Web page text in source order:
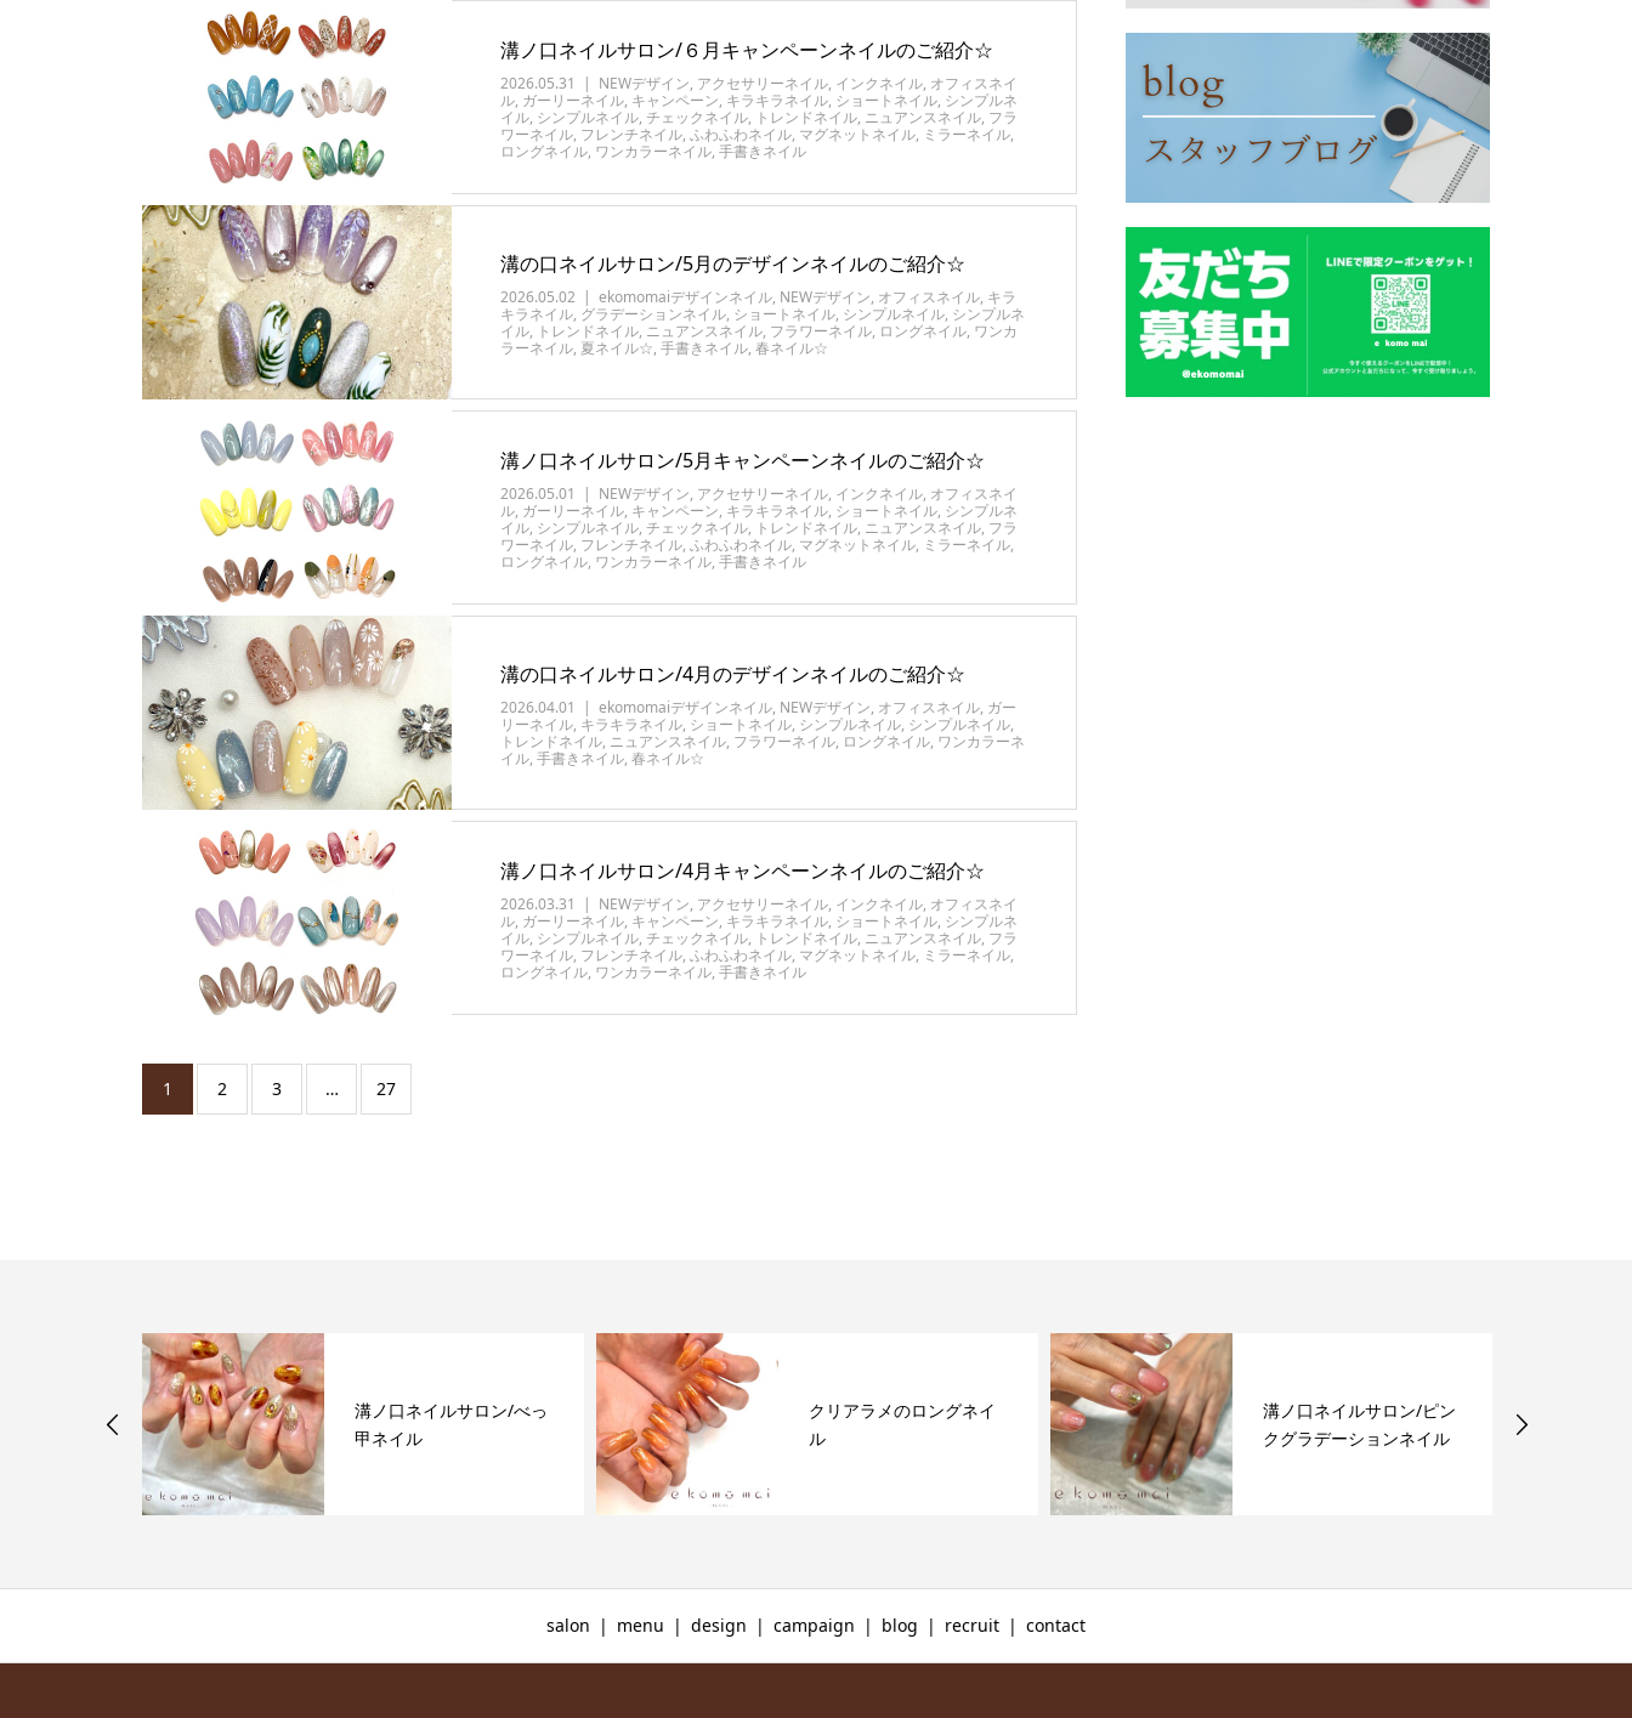
溝ノ口ネイルサロン/６月キャンペーンネイルのご紹介☆
2026.05.31 NEWデザイン, アクセサリーネイル, インクネイル, オフィスネイ
ル, ガーリーネイル, キャンペーン, キラキラネイル, ショートネイル, シンプルネ
イル, シンプルネイル, チェックネイル, トレンドネイル, ニュアンスネイル, フラ
ワーネイル, フレンチネイル, ふわふわネイル, マグネットネイル, ミラーネイル,
ロングネイル, ワンカラーネイル, 手書きネイル
溝の口ネイルサロン/5月のデザインネイルのご紹介☆
2026.05.02 ekomomaiデザインネイル, NEWデザイン, オフィスネイル, キラ
キラネイル, グラデーションネイル, ショートネイル, シンプルネイル, シンプルネ
イル, トレンドネイル, ニュアンスネイル, フラワーネイル, ロングネイル, ワンカ
ラーネイル, 夏ネイル☆, 手書きネイル, 春ネイル☆
溝ノ口ネイルサロン/5月キャンペーンネイルのご紹介☆
2026.05.01 NEWデザイン, アクセサリーネイル, インクネイル, オフィスネイ
ル, ガーリーネイル, キャンペーン, キラキラネイル, ショートネイル, シンプルネ
イル, シンプルネイル, チェックネイル, トレンドネイル, ニュアンスネイル, フラ
ワーネイル, フレンチネイル, ふわふわネイル, マグネットネイル, ミラーネイル,
ロングネイル, ワンカラーネイル, 手書きネイル
溝の口ネイルサロン/4月のデザインネイルのご紹介☆
2026.04.01 ekomomaiデザインネイル, NEWデザイン, オフィスネイル, ガー
リーネイル, キラキラネイル, ショートネイル, シンプルネイル, シンプルネイル,
トレンドネイル, ニュアンスネイル, フラワーネイル, ロングネイル, ワンカラーネ
イル, 手書きネイル, 春ネイル☆
溝ノ口ネイルサロン/4月キャンペーンネイルのご紹介☆
2026.03.31 NEWデザイン, アクセサリーネイル, インクネイル, オフィスネイ
ル, ガーリーネイル, キャンペーン, キラキラネイル, ショートネイル, シンプルネ
イル, シンプルネイル, チェックネイル, トレンドネイル, ニュアンスネイル, フラ
ワーネイル, フレンチネイル, ふわふわネイル, マグネットネイル, ミラーネイル,
ロングネイル, ワンカラーネイル, 手書きネイル
1 2 3 … 27
溝ノ口ネイルサロン/べっ
甲ネイル
クリアラメのロングネイ
ル
溝ノ口ネイルサロン/ピン
クグラデーションネイル
salon menu design campaign blog recruit contact